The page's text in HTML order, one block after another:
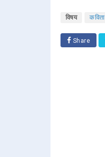
विषय कविता
Share